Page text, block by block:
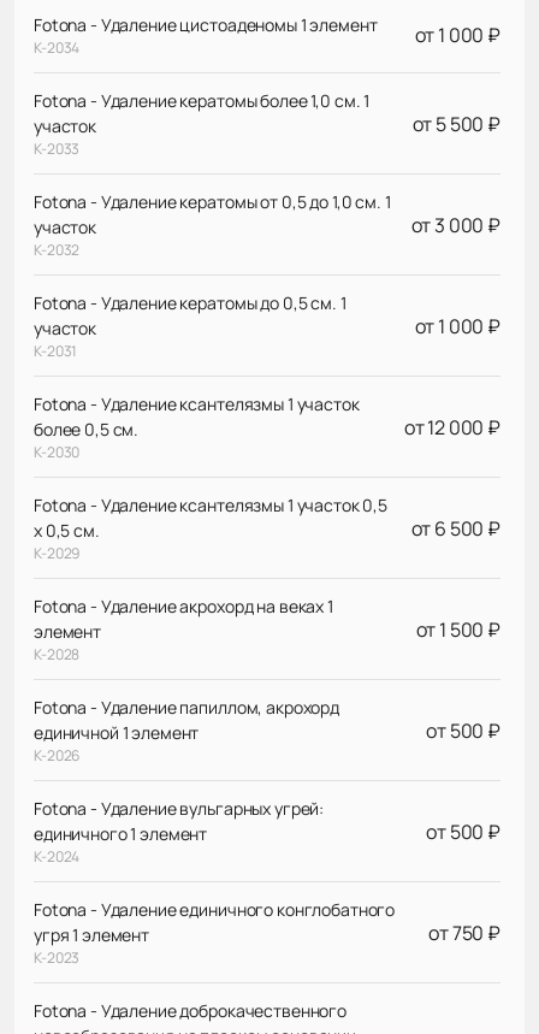
Fotona - Удаление цистоаденомы 1 элемент
К-2034 от 1 000 ₽
Fotona - Удаление кератомы более 1,0 см. 1
участок
К-2033
от 5 500 ₽
Fotona - Удаление кератомы от 0,5 до 1,0 см. 1
участок
К-2032
от 3 000 ₽
Fotona - Удаление кератомы до 0,5 см. 1
участок
К-2031
от 1 000 ₽
Fotona - Удаление ксантелязмы 1 участок
более 0,5 см.
К-2030
от 12 000 ₽
Fotona - Удаление ксантелязмы 1 участок 0,5
х 0,5 см.
К-2029
от 6 500 ₽
Fotona - Удаление акрохорд на веках 1
элемент
К-2028
от 1 500 ₽
Fotona - Удаление папиллом, акрохорд
единичной 1 элемент
К-2026
от 500 ₽
Fotona - Удаление вульгарных угрей:
единичного 1 элемент
К-2024
от 500 ₽
Fotona - Удаление единичного конглобатного
угря 1 элемент
К-2023
от 750 ₽
Fotona - Удаление доброкачественного